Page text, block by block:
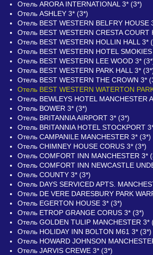
Отель ARORA INTERNATIONAL 3* (3*)
Отель ASHLEY 3* (3*)
Отель BEST WESTERN BELFRY HOUSE
Отель BEST WESTERN CRESTA COURT
Отель BEST WESTERN HOLLIN HALL 3*
Отель BEST WESTERN HOTEL
Отель BEST WESTERN LEE WOOD 3*
Отель BEST WESTERN PARK HALL 3*
Отель BEST WESTERN THE CROWN 3*
Отель BEST WESTERN WATERTON
Отель BEWLEYS HOTEL MANCHESTER
Отель BOWER 3* (3*)
Отель BRITANNIA AIRPORT 3* (3*)
Отель BRITANNIA HOTEL STOCKPORT
Отель CAMPANILE MANCHESTER 3* (3*)
Отель CHIMNEY HOUSE CORUS 3* (3*)
Отель COMFORT INN MANCHESTER 3*
Отель COMFORT INN NEWCASTLE
Отель COUNTY 3* (3*)
Отель DAYS SERVICED APTS.
Отель DE VERE DARESBURY PARK
Отель EGERTON HOUSE 3* (3*)
Отель ETROP GRANGE CORUS 3* (3*)
Отель GOLDEN TULIP MANCHESTER 3*
Отель HOLIDAY INN BOLTON M61 3* (3*)
Отель HOWARD JOHNSON
Отель JARVIS CREWE 3* (3*)